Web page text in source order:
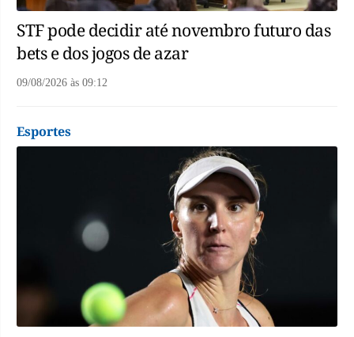
STF pode decidir até novembro futuro das
bets e dos jogos de azar
09/08/2026 às 09:12
Esportes